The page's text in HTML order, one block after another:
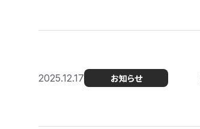
2025.12.17 お知らせ